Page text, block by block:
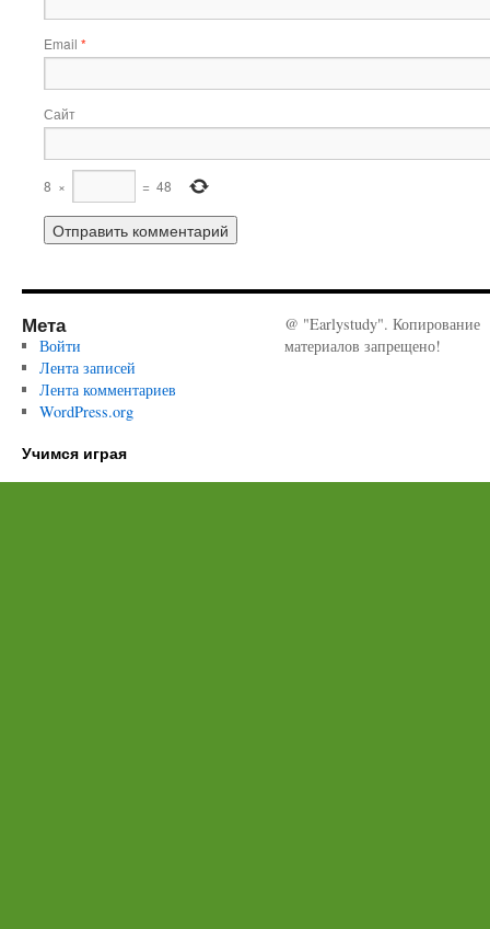
Email *
Сайт
8 × = 48
Мета
Войти
Лента записей
Лента комментариев
WordPress.org
@ "Earlystudy". Копирование
материалов запрещено!
Учимся играя